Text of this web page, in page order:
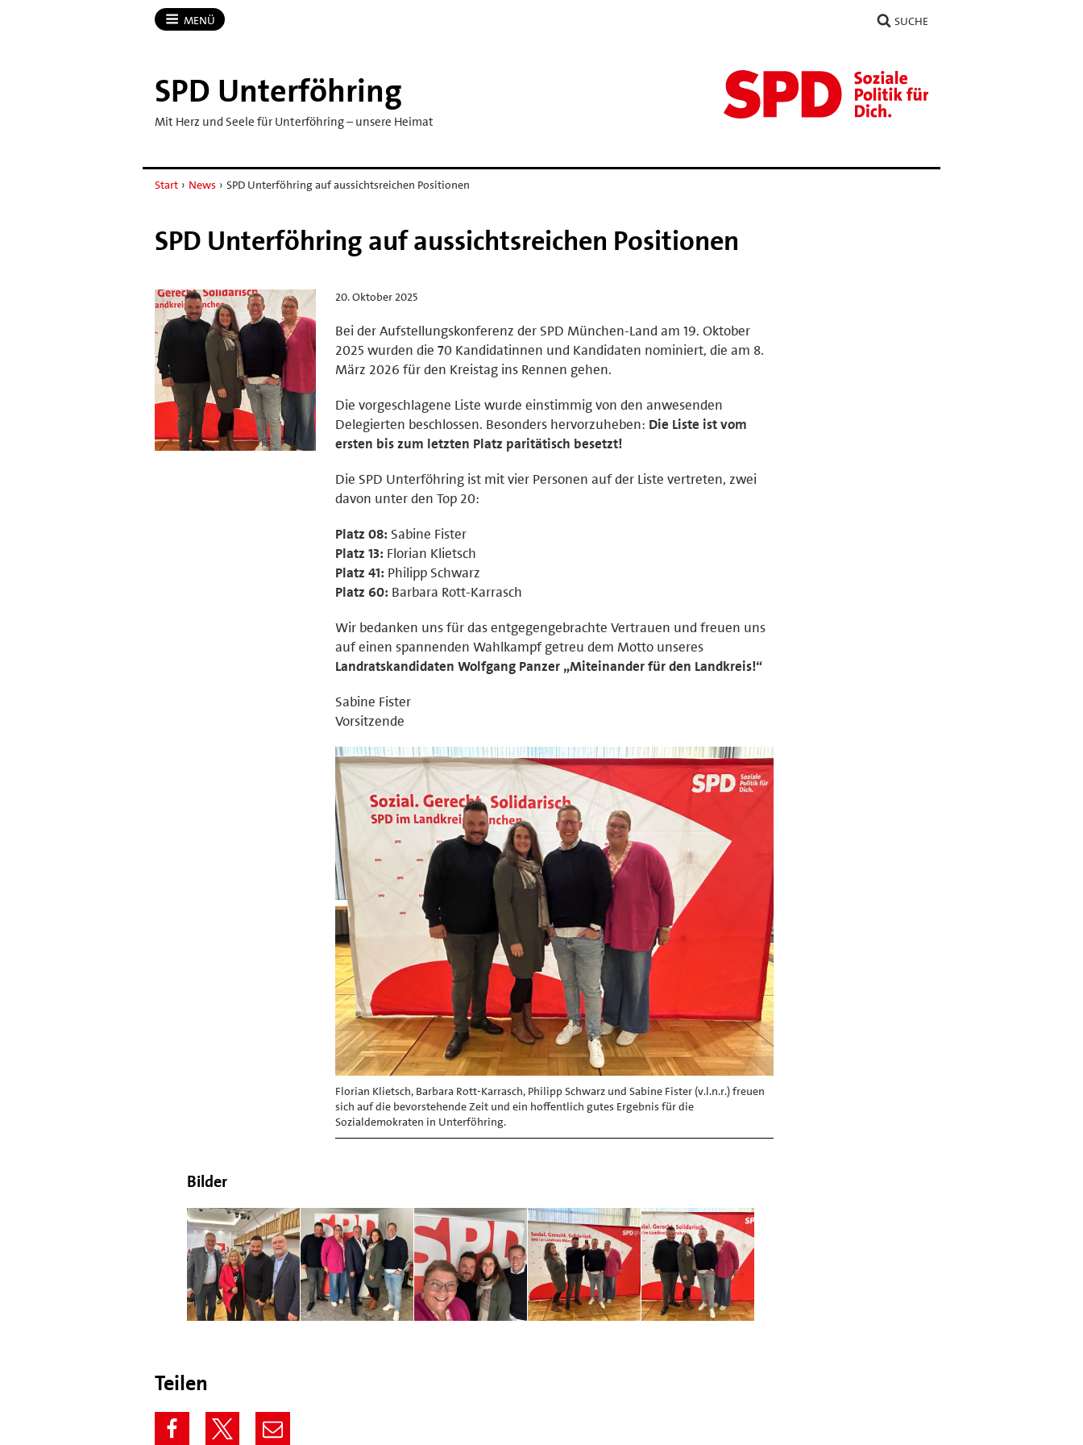
MENÜ SUCHE
SPD Unterföhring
Mit Herz und Seele für Unterföhring – unsere Heimat
Start › News › SPD Unterföhring auf aussichtsreichen Positionen
SPD Unterföhring auf aussichtsreichen Positionen
20. Oktober 2025
Bei der Aufstellungskonferenz der SPD München-Land am 19. Oktober
2025 wurden die 70 Kandidatinnen und Kandidaten nominiert, die am 8.
März 2026 für den Kreistag ins Rennen gehen.
Die vorgeschlagene Liste wurde einstimmig von den anwesenden
Delegierten beschlossen. Besonders hervorzuheben: Die Liste ist vom
ersten bis zum letzten Platz paritätisch besetzt!
Die SPD Unterföhring ist mit vier Personen auf der Liste vertreten, zwei
davon unter den Top 20:
Platz 08: Sabine Fister
Platz 13: Florian Klietsch
Platz 41: Philipp Schwarz
Platz 60: Barbara Rott-Karrasch
Wir bedanken uns für das entgegengebrachte Vertrauen und freuen uns
auf einen spannenden Wahlkampf getreu dem Motto unseres
Landratskandidaten Wolfgang Panzer „Miteinander für den Landkreis!“
Sabine Fister
Vorsitzende
Florian Klietsch, Barbara Rott-Karrasch, Philipp Schwarz und Sabine Fister (v.l.n.r.) freuen
sich auf die bevorstehende Zeit und ein hoffentlich gutes Ergebnis für die
Sozialdemokraten in Unterföhring.
Bilder
Teilen